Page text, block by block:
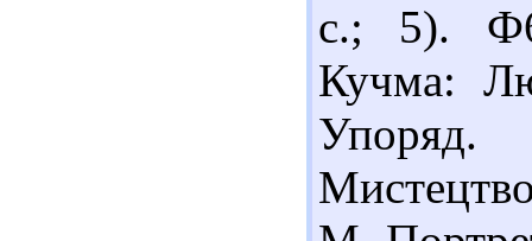
с.; 5).
Кучма: